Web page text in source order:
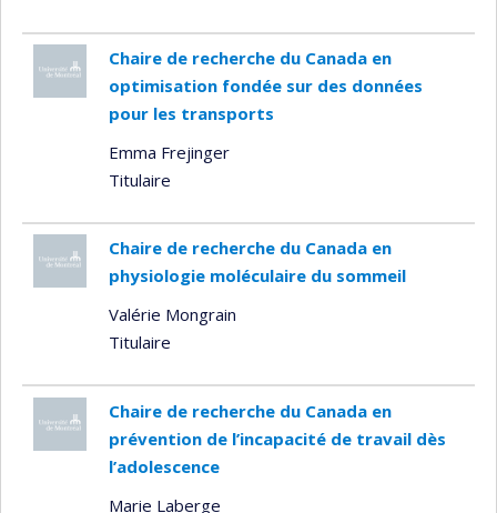
Chaire de recherche du Canada en
optimisation fondée sur des données
pour les transports
Emma Frejinger
Titulaire
Chaire de recherche du Canada en
physiologie moléculaire du sommeil
Valérie Mongrain
Titulaire
Chaire de recherche du Canada en
prévention de l’incapacité de travail dès
l’adolescence
Marie Laberge